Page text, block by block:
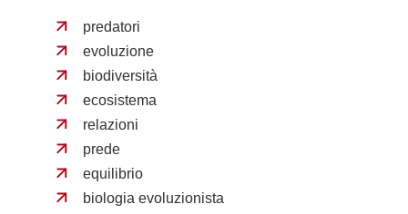
predatori
evoluzione
biodiversità
ecosistema
relazioni
prede
equilibrio
biologia evoluzionista